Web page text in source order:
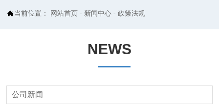
 当前位置： 网站首页 - 新闻中心 -政策法规
NEWS
公司新闻